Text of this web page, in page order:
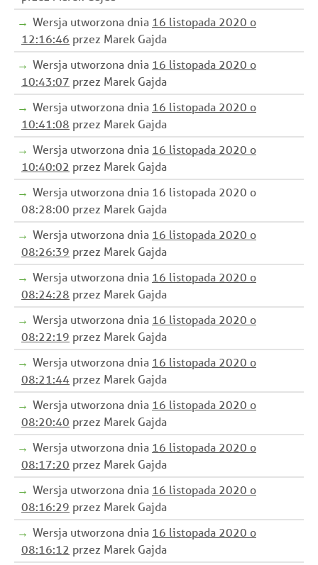
Wersja utworzona dnia 16 listopada 2020 o
12:16:46 przez Marek Gajda
Wersja utworzona dnia 16 listopada 2020 o
10:43:07 przez Marek Gajda
Wersja utworzona dnia 16 listopada 2020 o
10:41:08 przez Marek Gajda
Wersja utworzona dnia 16 listopada 2020 o
10:40:02 przez Marek Gajda
Wersja utworzona dnia 16 listopada 2020 o
08:28:00 przez Marek Gajda
Wersja utworzona dnia 16 listopada 2020 o
08:26:39 przez Marek Gajda
Wersja utworzona dnia 16 listopada 2020 o
08:24:28 przez Marek Gajda
Wersja utworzona dnia 16 listopada 2020 o
08:22:19 przez Marek Gajda
Wersja utworzona dnia 16 listopada 2020 o
08:21:44 przez Marek Gajda
Wersja utworzona dnia 16 listopada 2020 o
08:20:40 przez Marek Gajda
Wersja utworzona dnia 16 listopada 2020 o
08:17:20 przez Marek Gajda
Wersja utworzona dnia 16 listopada 2020 o
08:16:29 przez Marek Gajda
Wersja utworzona dnia 16 listopada 2020 o
08:16:12 przez Marek Gajda